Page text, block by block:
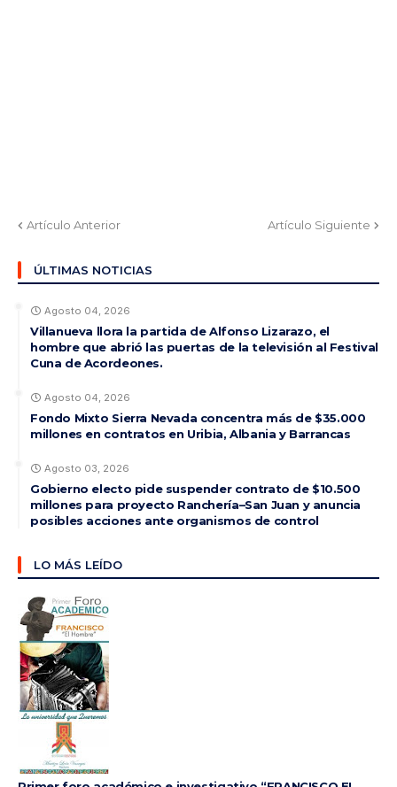
Artículo Anterior Artículo Siguiente
ÚLTIMAS NOTICIAS
Agosto 04, 2026
Villanueva llora la partida de Alfonso Lizarazo, el
hombre que abrió las puertas de la televisión al Festival
Cuna de Acordeones.
Agosto 04, 2026
Fondo Mixto Sierra Nevada concentra más de $35.000
millones en contratos en Uribia, Albania y Barrancas
Agosto 03, 2026
Gobierno electo pide suspender contrato de $10.500
millones para proyecto Ranchería–San Juan y anuncia
posibles acciones ante organismos de control
LO MÁS LEÍDO